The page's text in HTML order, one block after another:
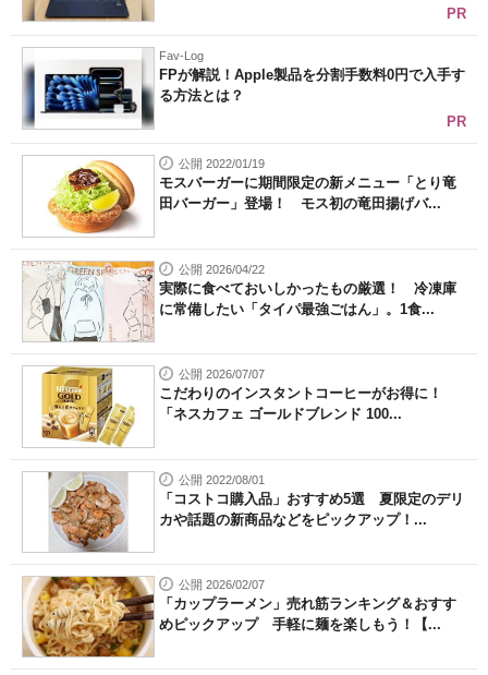
PR
Fav-Log
FPが解説！Apple製品を分割手数料0円で入手す
る方法とは？
PR
公開 2022/01/19
モスバーガーに期間限定の新メニュー「とり竜
田バーガー」登場！ モス初の竜田揚げバ...
公開 2026/04/22
実際に食べておいしかったもの厳選！ 冷凍庫
に常備したい「タイパ最強ごはん」。1食...
公開 2026/07/07
こだわりのインスタントコーヒーがお得に！
「ネスカフェ ゴールドブレンド 100...
公開 2022/08/01
「コストコ購入品」おすすめ5選 夏限定のデリ
カや話題の新商品などをピックアップ！...
公開 2026/02/07
「カップラーメン」売れ筋ランキング＆おすす
めピックアップ 手軽に麺を楽しもう！【...